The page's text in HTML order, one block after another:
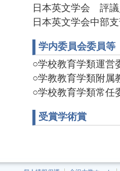
日本英文学会 評
日本英文学会中部
学内委員会委員等
○学校教育学類運
○学教教育学類附
○学校教育学類常
受賞学術賞